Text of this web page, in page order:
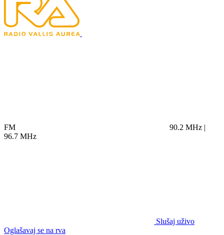
FM
90.2 MHz |
96.7 MHz
Slušaj uživo
Oglašavaj se na rva